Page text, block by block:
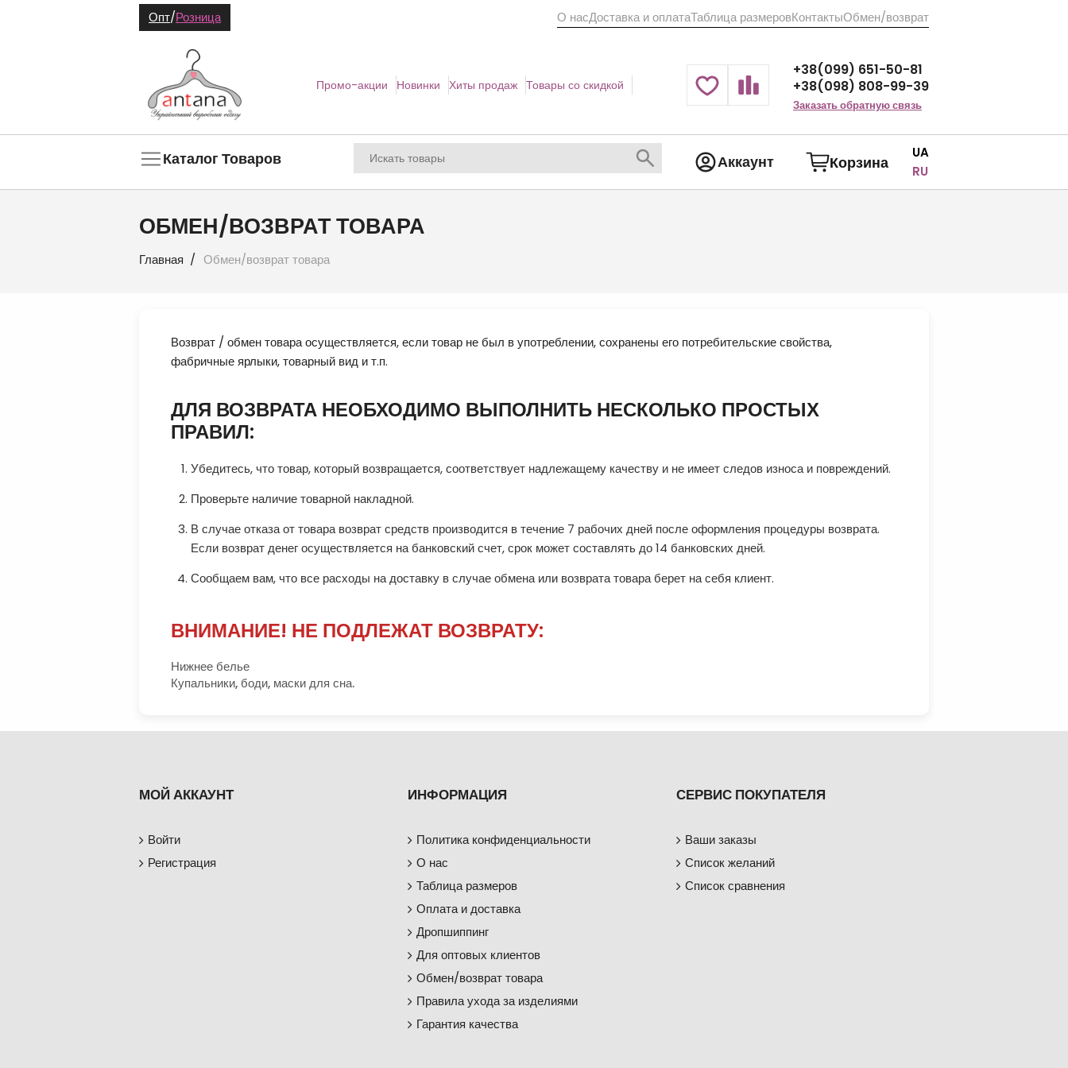
Опт/Розница О насДоставка и оплатаТаблица размеровКонтактыОбмен/возврат
Промо-акции Новинки Хиты продаж Товары со скидкой
+38(099) 651-50-81
+38(098) 808-99-39
Заказать обратную связь
Каталог Товаров Аккаунт Корзина
UA
RU
ОБМЕН/ВОЗВРАТ ТОВАРА
Главная Обмен/возврат товара
Возврат / обмен товара осуществляется, если товар не был в употреблении, сохранены его потребительские свойства,
фабричные ярлыки, товарный вид и т.п.
ДЛЯ ВОЗВРАТА НЕОБХОДИМО ВЫПОЛНИТЬ НЕСКОЛЬКО ПРОСТЫХ
ПРАВИЛ:
Убедитесь, что товар, который возвращается, соответствует надлежащему качеству и не имеет следов износа и повреждений.
Проверьте наличие товарной накладной.
В случае отказа от товара возврат средств производится в течение 7 рабочих дней после оформления процедуры возврата.
Если возврат денег осуществляется на банковский счет, срок может составлять до 14 банковских дней.
Сообщаем вам, что все расходы на доставку в случае обмена или возврата товара берет на себя клиент.
ВНИМАНИЕ! НЕ ПОДЛЕЖАТ ВОЗВРАТУ:
Нижнее белье
Купальники, боди, маски для сна.
МОЙ АККАУНТ
Войти
Регистрация
ИНФОРМАЦИЯ
Политика конфиденциальности
О нас
Таблица размеров
Оплата и доставка
Дропшиппинг
Для оптовых клиентов
Обмен/возврат товара
Правила ухода за изделиями
Гарантия качества
СЕРВИС ПОКУПАТЕЛЯ
Ваши заказы
Список желаний
Список сравнения